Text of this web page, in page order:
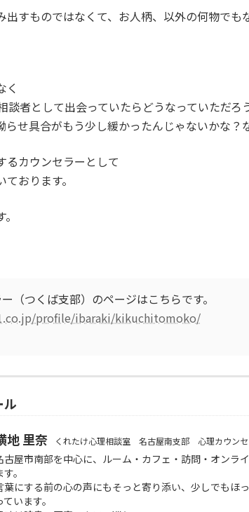
すものではなくて、お人柄、以外の何物でも
く
談者として出会っていたらどうなっていただろ
せ具合がもう少し緩かったんじゃないかな？
るカウンセラーとして
おります。
（つくば支部）のページはこちらです。
profile/ibaraki/kikuchitomoko/
ル
地 里奈
くれたけ心理相談室 名古屋南支部 心理カウンセ
古屋市南部を中心に、ルーム・カフェ・訪問・オンラ
す。
葉にする前の心の声にもそっと寄り添い、少しでもほ
ています。